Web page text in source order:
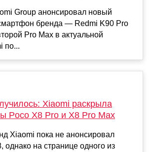
Group анонсировал новый
бренда — Redmi K90 Pro
Pro Max в актуальной
по...
Xiaomi раскрыла
Poco X8 Pro и X8 Pro Max
Xiaomi пока не анонсировал
однако на странице одного из